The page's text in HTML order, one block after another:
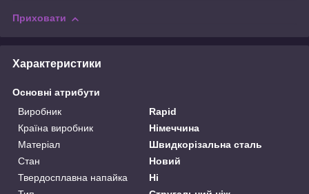
Приховати
Характеристики
Основні атрибути
Виробник
Rapid
Країна виробник
Німеччина
Матеріал
Швидкорізальна сталь
Стан
Новий
Твердосплавна напайка
Ні